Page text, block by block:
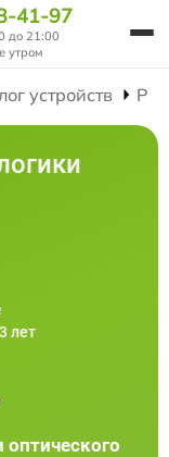
41-97
до 21:00
утром
устройств
лет